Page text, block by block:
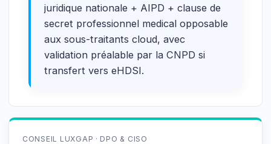
juridique nationale + AIPD + clause de
secret professionnel medical opposable
aux sous-traitants cloud, avec
validation préalable par la CNPD si
transfert vers eHDSI.
CONSEIL LUXGAP · DPO & CISO